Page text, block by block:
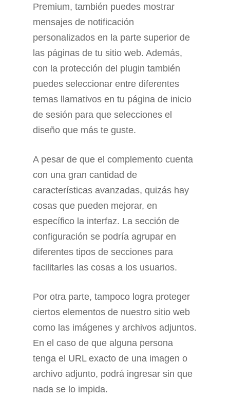
Premium, también puedes mostrar
mensajes de notificación
personalizados en la parte superior de
las páginas de tu sitio web. Además,
con la protección del plugin también
puedes seleccionar entre diferentes
temas llamativos en tu página de inicio
de sesión para que selecciones el
diseño que más te guste.
A pesar de que el complemento cuenta
con una gran cantidad de
características avanzadas, quizás hay
cosas que pueden mejorar, en
específico la interfaz. La sección de
configuración se podría agrupar en
diferentes tipos de secciones para
facilitarles las cosas a los usuarios.
Por otra parte, tampoco logra proteger
ciertos elementos de nuestro sitio web
como las imágenes y archivos adjuntos.
En el caso de que alguna persona
tenga el URL exacto de una imagen o
archivo adjunto, podrá ingresar sin que
nada se lo impida.